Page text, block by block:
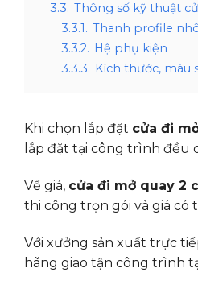
3.3. Thông số kỹ thuật
3.3.1. Thanh profile
3.3.2. Hệ phụ kiện
3.3.3. Kích thước, màu
Khi chọn lắp đặt cửa đi
lắp đặt tại công trình đều
Về giá, cửa đi mở quay 2
thi công trọn gói và giá có
Với xưởng sản xuất trực
hãng giao tận công trình